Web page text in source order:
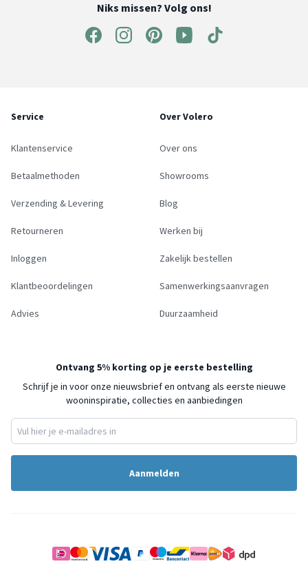
Niks missen? Volg ons!
Service
Klantenservice
Betaalmethoden
Verzending & Levering
Retourneren
Inloggen
Klantbeoordelingen
Advies
Over Volero
Over ons
Showrooms
Blog
Werken bij
Zakelijk bestellen
Samenwerkingsaanvragen
Duurzaamheid
Ontvang 5% korting op je eerste bestelling
Schrijf je in voor onze nieuwsbrief en ontvang als eerste nieuwe
wooninspiratie, collecties en aanbiedingen
Aanmelden